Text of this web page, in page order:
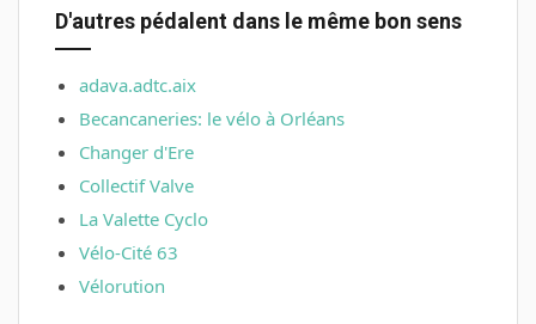
D'autres pédalent dans le même bon sens
adava.adtc.aix
Becancaneries: le vélo à Orléans
Changer d'Ere
Collectif Valve
La Valette Cyclo
Vélo-Cité 63
Vélorution